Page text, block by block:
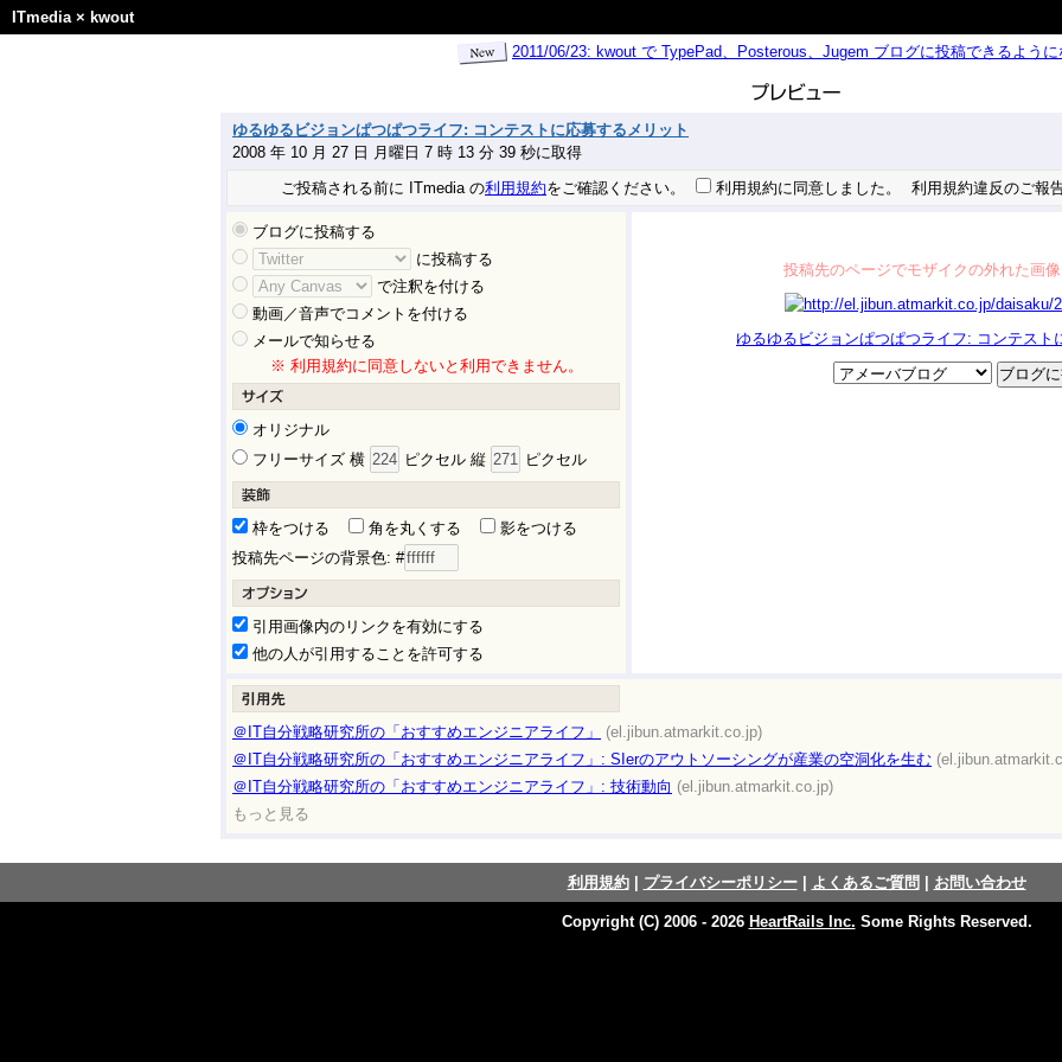
ITmedia× kwout
2011/06/23: kwout で TypePad、Posterous、Jugem ブログに投稿できるように
ゆるゆるビジョンぱつぱつライフ: コンテストに応募するメリット
2008 年 10 月 27 日 月曜日 7 時 13 分 39 秒に取得
ご投稿される前に ITmedia の利用規約をご確認ください。 利用規約に同意しました。 利用規約違反のご報
ブログに投稿する
に投稿する
で注釈を付ける
動画／音声でコメントを付ける
メールで知らせる
※ 利用規約に同意しないと利用できません。
オリジナル
フリーサイズ 横
ピクセル 縦 ピクセル
枠をつける 角を丸くする
影をつける
投稿先ページの背景色: #
引用画像内のリンクを有効にする
他の人が引用することを許可する
投稿先のページでモザイクの外れた画像
ゆるゆるビジョンぱつぱつライフ: コンテスト
＠IT自分戦略研究所の「おすすめエンジニアライフ」
(el.jibun.atmarkit.co.jp)
＠IT自分戦略研究所の「おすすめエンジニアライフ」: SIerのアウトソーシングが産業の空洞化を生む
＠IT自分戦略研究所の「おすすめエンジニアライフ」: 技術動向 (el.jibun.atmarkit.co.jp)
もっと見る
利用規約| プライバシーポリシー| よくあるご質問 | お問い合わせ
Copyright (C) 2006 - 2026 HeartRails Inc. Some Rights Reserved.